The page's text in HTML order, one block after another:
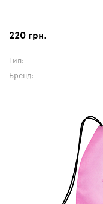
220 грн.
Тип:
Бренд: